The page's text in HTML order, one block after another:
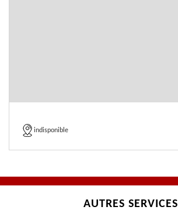
indisponible
AUTRES SERVICES